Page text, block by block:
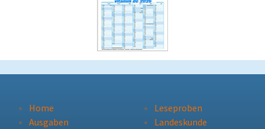
Home
Ausgaben
Leseproben
Landeskunde